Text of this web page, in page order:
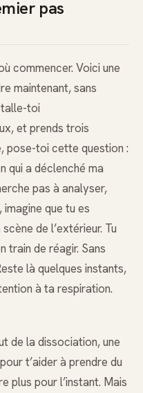
pas
commencer. Voici une
maintenant, sans
toi
et prends trois
pose-toi cette question :
qui a déclenché ma
pas à analyser,
que tu es
de l’extérieur. Tu
train de réagir. Sans
là quelques instants,
à ta respiration.
de la dissociation, une
t’aider à prendre du
plus pour l’instant. Mais